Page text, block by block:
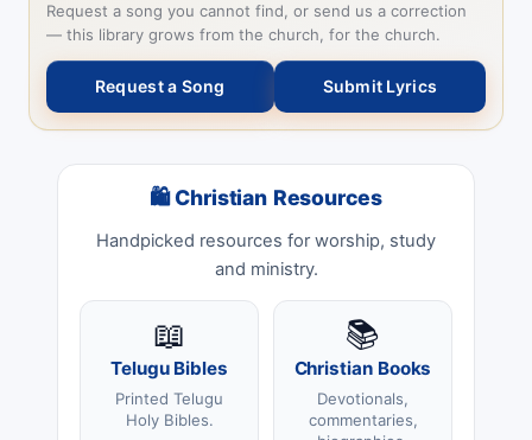
Request a song you cannot find, or send us a correction
— this library grows from the church, for the church.
Request a Song Submit Lyrics
🛍 Christian Resources
Handpicked resources for worship, study
and ministry.
📖
Telugu Bibles
Printed Telugu
Holy Bibles.
📚
Christian Books
Devotionals,
commentaries,